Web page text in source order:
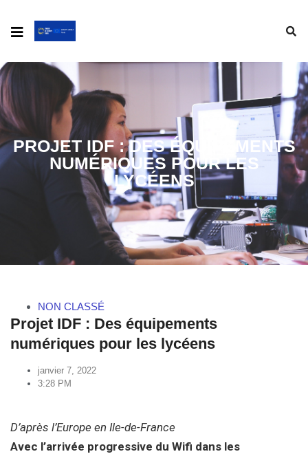
PROJET IDF : DES ÉQUIPEMENTS
NUMÉRIQUES POUR LES
LYCÉENS
NON CLASSÉ
Projet IDF : Des équipements
numériques pour les lycéens
janvier 7, 2022
3:28 PM
D’après l’Europe en Ile-de-France
Avec l’arrivée progressive du Wifi dans les